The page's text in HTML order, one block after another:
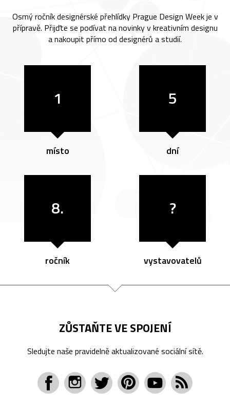
Osmý ročník designérské přehlídky Prague Design Week je v
přípravě. Přijďte se podívat na novinky v kreativním designu
a nakoupit přímo od designérů a studií.
1
místo
5
dní
8.
ročník
?
vystavovatelů
ZŮSTAŇTE VE SPOJENÍ
Sledujte naše pravidelně aktualizované sociální sítě.